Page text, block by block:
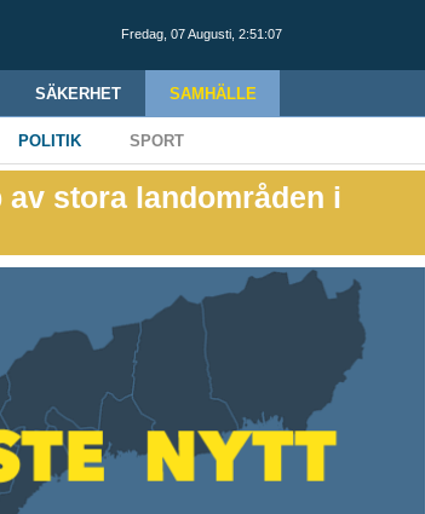
Fredag, 07 Augusti, 2:51:08
SÄKERHET SAMHÄLLE
POLITIK SPORT
stora landområden i